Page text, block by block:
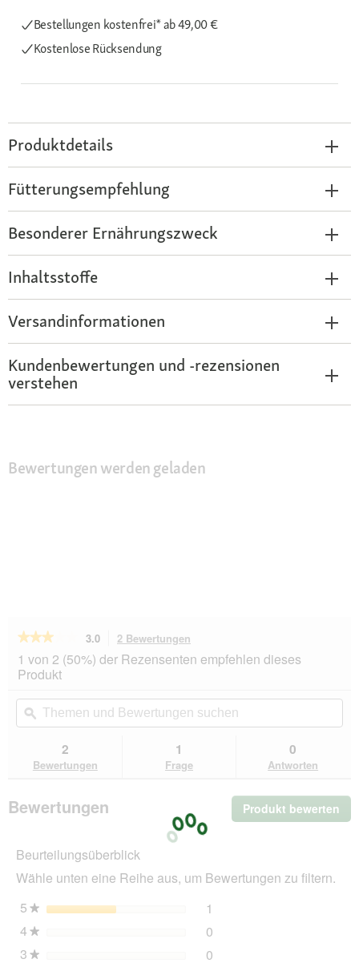
Bestellungen kostenfrei*ab 49,00 €
Kostenlose Rücksendung
Produktdetails
Fütterungsempfehlung
Besonderer Ernährungszweck
Inhaltsstoffe
Versandinformationen
Kundenbewertungen und -rezensionen
verstehen
Bewertungen werden geladen
★★★★★
★★★★★
von
5
lesen
für
natürliches
Damhirsch
3.0 2 Bewertungen
dieser
Aktion
du
zu
den
1 von 2 (50%) der Rezensenten empfehlen dieses
Produkt
Themen
und
Bewertungen
ϙ
2
Bewertungen
1
Frage
0
Antworten
Bewertungen Produkt bewerten
Mit
Beurteilungsüberblick
Wähle unten eine Reihe aus, um Bewertungen zu filtern.
5★ Sterne 1
4★ 0
3★ 0